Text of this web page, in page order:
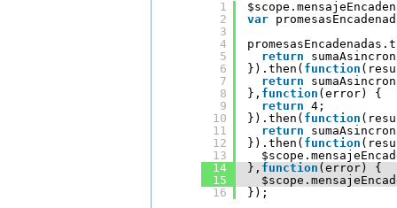
1
2
3
4
5
6
7
8
9
10
11
12
13
14
15
16
var
return
}).then( function
return
}, function (error) {
return 4;
}).then( function
return
}).then( function
}, function (error) {
});